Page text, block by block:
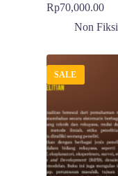
Rp70,000.00
Non Fiksi
SALE